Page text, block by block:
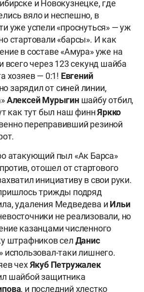
и Новокузнецке, где
вяло и неспешно, в
уже успели «проснуться» — уж
стартовали «барсы». И как
в составе «Амура» уже на
всего через 123 секунд шайба
хозяев — 0:1! Евгений
зарядил от синей линии,
Алексей Мурыгиншайбу отбил,
как тут был наш финнЯркко
переправивший резиной
атакующий пыл «Ак Барса»
отошел от стартового
инициативу в свои руки.
трижды подряд
удаления Медведева и Ильи
не реализовали, но
казанцами численного
штрафников сел Данис
использовал-таки лишнего.
чехЯкуб Петружалек
шайбой защитника
, и последний хлестко